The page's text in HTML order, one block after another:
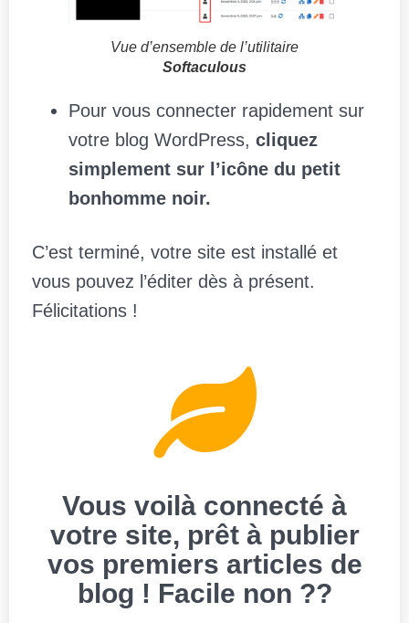
Vue d’ensemble de l’utilitaire
Softaculous
Pour vous connecter rapidement sur
votre blog WordPress, cliquez
simplement sur l’icône du petit
bonhomme noir.
C’est terminé, votre site est installé et
vous pouvez l’éditer dès à présent.
Félicitations !
Vous voilà connecté à
votre site, prêt à publier
vos premiers articles de
blog ! Facile non ??